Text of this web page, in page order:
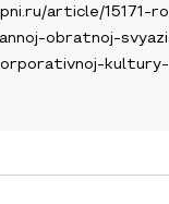
article/15171-
obratnoj-